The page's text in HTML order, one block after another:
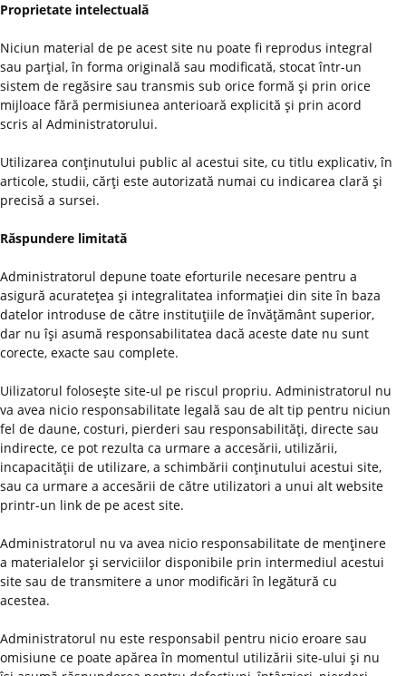
Proprietate intelectuală
Niciun material de pe acest site nu poate fi reprodus integral
sau parţial, în forma originală sau modificată, stocat într-un
sistem de regăsire sau transmis sub orice formă şi prin orice
mijloace fără permisiunea anterioară explicită şi prin acord
scris al Administratorului.
Utilizarea conţinutului public al acestui site, cu titlu explicativ, în
articole, studii, cărţi este autorizată numai cu indicarea clară şi
precisă a sursei.
Răspundere limitată
Administratorul depune toate eforturile necesare pentru a
asigură acurateţea şi integralitatea informaţiei din site în baza
datelor introduse de către instituţiile de învăţământ superior,
dar nu îşi asumă responsabilitatea dacă aceste date nu sunt
corecte, exacte sau complete.
Uilizatorul foloseşte site-ul pe riscul propriu. Administratorul nu
va avea nicio responsabilitate legală sau de alt tip pentru niciun
fel de daune, costuri, pierderi sau responsabilităţi, directe sau
indirecte, ce pot rezulta ca urmare a accesării, utilizării,
incapacităţii de utilizare, a schimbării conţinutului acestui site,
sau ca urmare a accesării de către utilizatori a unui alt website
printr-un link de pe acest site.
Administratorul nu va avea nicio responsabilitate de menţinere
a materialelor şi serviciilor disponibile prin intermediul acestui
site sau de transmitere a unor modificări în legătură cu
acestea.
Administratorul nu este responsabil pentru nicio eroare sau
omisiune ce poate apărea în momentul utilizării site-ului şi nu